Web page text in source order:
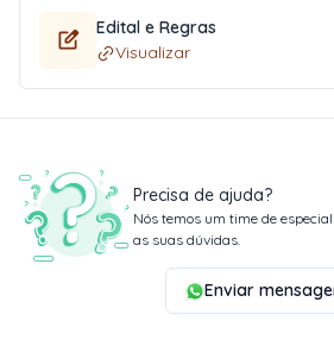
Edital e Regras
Visualizar
Precisa de ajuda?
Nós temos um time de
as suas dúvidas.
Enviar